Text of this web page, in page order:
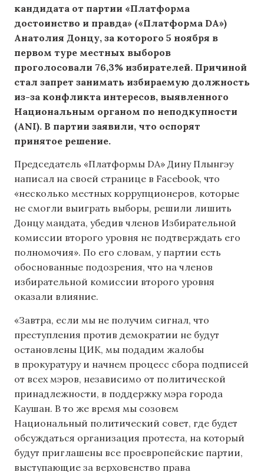
кандидата от партии «Платформа
достоинство и правда» («Платформа DA»)
Анатолия Донцу, за которого 5 ноября в
первом туре местных выборов
проголосовали 76,3% избирателей. Причиной
стал запрет занимать избираемую должность
из-за конфликта интересов, выявленного
Национальным органом по неподкупности
(ANI). В партии заявили, что оспорят
принятое решение.
Председатель «Платформы DA» Дину Плынгэу
написал на своей странице в Facebook, что
«несколько местных коррупционеров, которые
не смогли выиграть выборы, решили лишить
Донцу мандата, убедив членов Избирательной
комиссии второго уровня не подтверждать его
полномочия». По его словам, у партии есть
обоснованные подозрения, что на членов
избирательной комиссии второго уровня
оказали влияние.
«Завтра, если мы не получим сигнал, что
преступления против демократии не будут
остановлены ЦИК, мы подадим жалобы
в прокуратуру и начнем процесс сбора подписей
от всех мэров, независимо от политической
принадлежности, в поддержку мэра города
Каушан. В то же время мы созовем
Национальный политический совет, где будет
обсуждаться организация протеста, на который
будут приглашены все проевропейские партии,
выступающие за верховенство права